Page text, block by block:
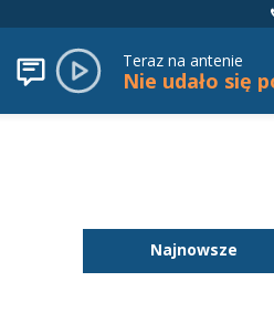
Teraz na antenie
Najnowsze